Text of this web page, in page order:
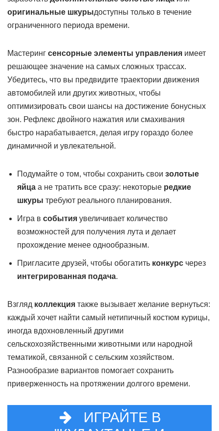
оригинальные шкурыдоступны только в течение
ограниченного периода времени.
Мастеринг сенсорные элементы управления имеет
решающее значение на самых сложных трассах.
Убедитесь, что вы предвидите траектории движения
автомобилей или других животных, чтобы
оптимизировать свои шансы на достижение бонусных
зон. Рефлекс двойного нажатия или смахивания
быстро нарабатывается, делая игру гораздо более
динамичной и увлекательной.
Подумайте о том, чтобы сохранить свои золотые
яйца а не тратить все сразу: некоторые редкие
шкуры требуют реального планирования.
Игра в события увеличивает количество
возможностей для получения лута и делает
прохождение менее однообразным.
Пригласите друзей, чтобы обогатить конкурс через
интегрированная подача.
Взгляд коллекция также вызывает желание вернуться:
каждый хочет найти самый нетипичный костюм курицы,
иногда вдохновленный другими
сельскохозяйственными животными или народной
тематикой, связанной с сельским хозяйством.
Разнообразие вариантов помогает сохранить
приверженность на протяжении долгого времени.
ИГРАЙТЕ В